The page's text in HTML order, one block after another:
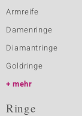
Armreife
Damenringe
Diamantringe
Goldringe
mehr
Ringe